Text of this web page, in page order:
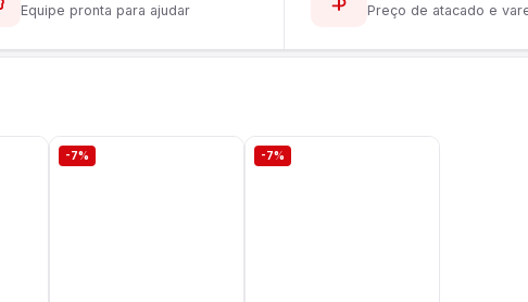
Equipe pronta para ajudar Preço de atacado e
-7% -7%